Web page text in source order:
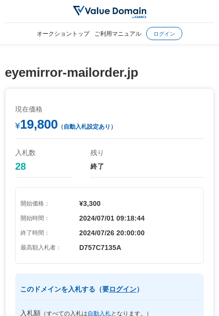
オークショントップ ご利用マニュアル ログイン
eyemirror-mailorder.jp
現在価格
¥19,800 （自動入札設定あり）
入札数
28
残り
終了
開始価格： ¥3,300
開始時間： 2024/07/01 09:18:44
終了時間： 2024/07/26 20:00:00
最高額入札者： D757C7135A
このドメインを入札する（要ログイン）
入札額 （すべての入札は自動入札となります。）